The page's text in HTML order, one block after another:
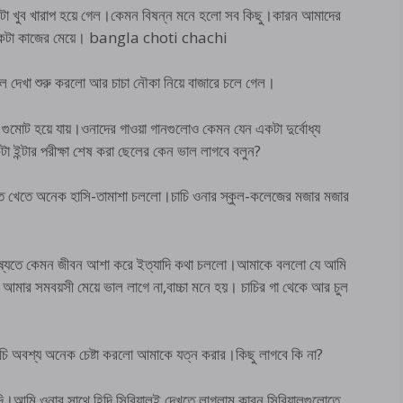
খুব খারাপ হয়ে গেল।কেমন বিষন্ন মনে হলো সব কিছু।কারন আমাদের
একটা কাজের মেয়ে। bangla choti chachi
দেখা শুরু করলো আর চাচা নৌকা নিয়ে বাজারে চলে গেল।
হয়ে যায়।ওনাদের গাওয়া গানগুলোও কেমন যেন একটা দুর্বোধ্য
পরীক্ষা শেষ করা ছেলের কেন ভাল লাগবে বলুন?
খেতে অনেক হাসি-তামাশা চললো।চাচি ওনার স্কুল-কলেজের মজার মজার
কেমন জীবন আশা করে ইত্যাদি কথা চললো।আমাকে বললো যে আমি
সমবয়সী মেয়ে ভাল লাগে না,বাচ্চা মনে হয়। চাচির গা থেকে আর চুল
অবশ্য অনেক চেষ্টা করলো আমাকে যত্ন করার।কিছু লাগবে কি না?